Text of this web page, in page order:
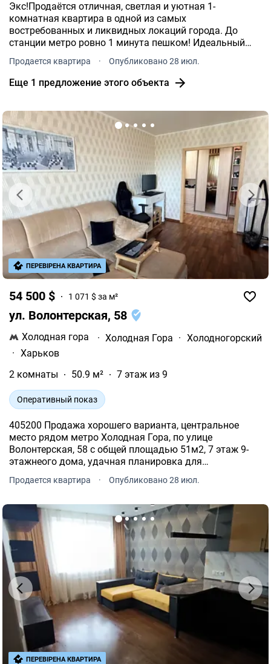
Экс!Продаётся отличная, светлая и уютная 1-
комнатная квартира в одной из самых
востребованных и ликвидных локаций города. До
станции метро ровно 1 минута пешком! Идеальный
вариант как для комфортного личного проживания,
так и для сдачи в аренду (готовый бизнес).
Продается квартира · Опубликовано 28 июл.
Еще 1 предложение этого объекта
54 500 $ 1 071 $ за м²
ул. Волонтерская, 58
Холодная гора · Холодная Гора · Холодногорский
· Харьков
2 комнаты
50.9 м² 7 этаж из 9
Оперативный показ
405200 Продажа хорошего варианта, центральное
место рядом метро Холодная Гора, по улице
Волонтерская, 58 с общей площадью 51м2, 7 этаж 9-
этажнеого дома, удачная планировка для
двухкомнатной шикарной квартиры. Очень
перспективное вложение денег с быстрой
Продается квартира · Опубликовано 28 июл.
ПЕРЕВІРЕНА КВАРТИРА
ПЕРЕВІРЕНА КВАРТИРА